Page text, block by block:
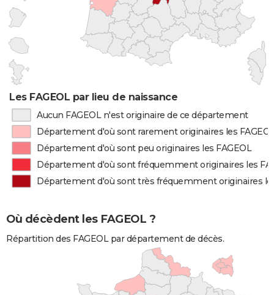
Les FAGEOL par lieu de naissance
Aucun FAGEOL n'est originaire de ce département
Département d'où sont rarement originaires les
Département d'où sont peu originaires les FAGEOL
Département d'où sont fréquemment originaires les
Département d'où sont très fréquemment originaires
Où décèdent les FAGEOL ?
Répartition des FAGEOL par département de décès.